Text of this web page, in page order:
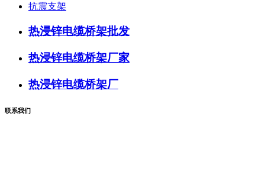
抗震支架
热浸锌电缆桥架批发
热浸锌电缆桥架厂家
热浸锌电缆桥架厂
联系我们